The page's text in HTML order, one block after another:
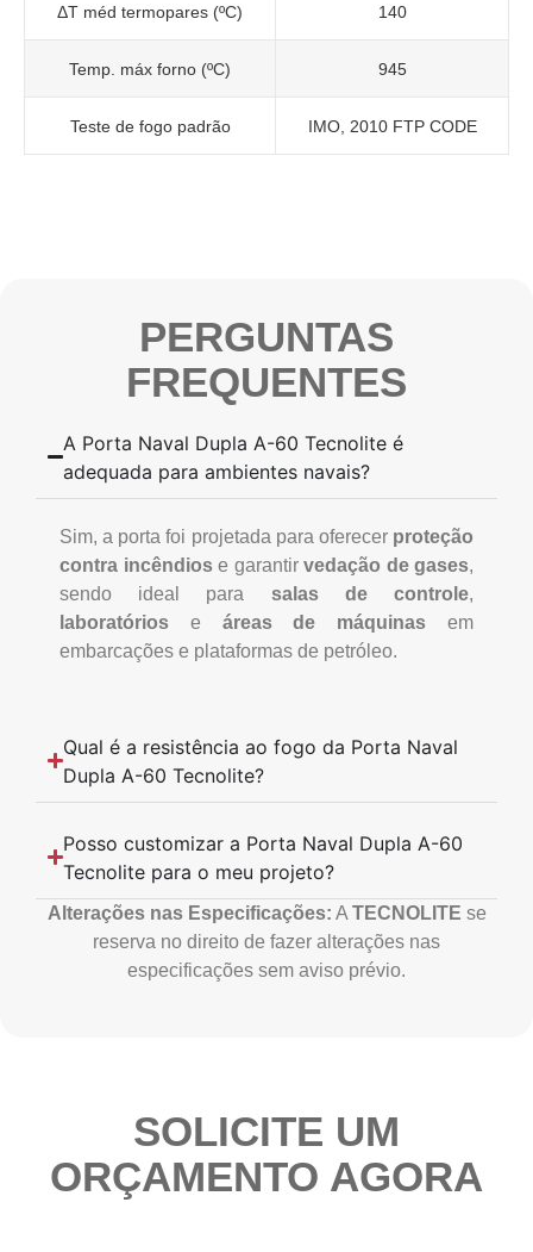
ΔT méd termopares (ºC) 140
Temp. máx forno (ºC) 945
Teste de fogo padrão IMO, 2010 FTP CODE
PERGUNTAS
FREQUENTES
A Porta Naval Dupla A-60 Tecnolite é
adequada para ambientes navais?
Sim, a porta foi projetada para oferecer proteção
contra incêndiose garantir vedação de gases,
sendo ideal para salas de controle,
laboratórios e áreas de máquinas em
embarcações e plataformas de petróleo.
Qual é a resistência ao fogo da Porta Naval
Dupla A-60 Tecnolite?
Posso customizar a Porta Naval Dupla A-60
Tecnolite para o meu projeto?
Alterações nas Especificações: A TECNOLITE se
reserva no direito de fazer alterações nas
especificações sem aviso prévio.
SOLICITE UM
ORÇAMENTO AGORA